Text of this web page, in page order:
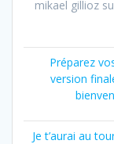
mikael gillioz
Préparez
version
Je t’aurai au